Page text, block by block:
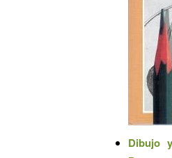
Dibujo